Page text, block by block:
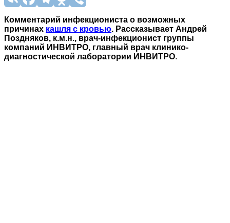
Комментарий инфекциониста о возможных
причинах кашля с кровью. Рассказывает Андрей
Поздняков, к.м.н., врач-инфекционист группы
компаний ИНВИТРО, главный врач клинико-
диагностической лаборатории ИНВИТРО.